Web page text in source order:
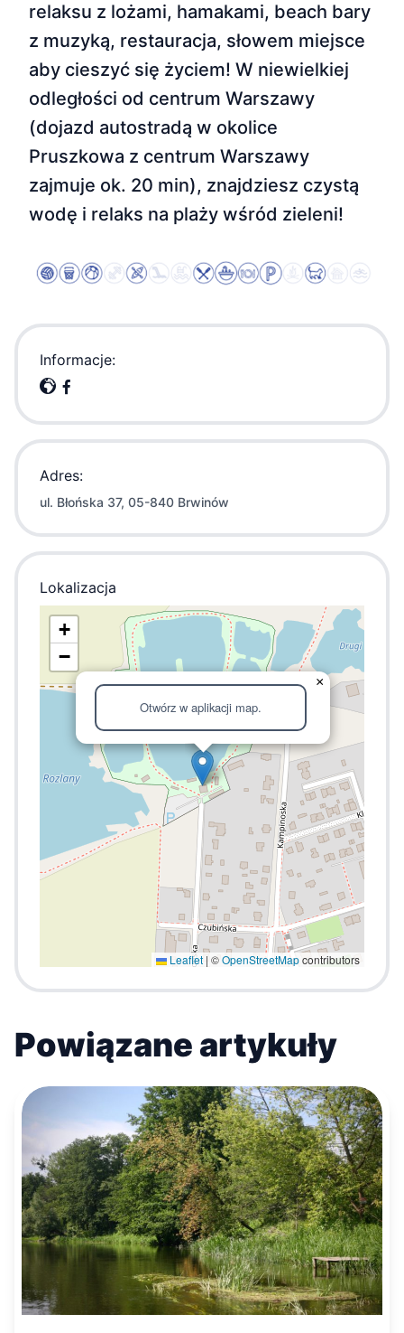
relaksu z lożami, hamakami, beach bary
z muzyką, restauracja, słowem miejsce
aby cieszyć się życiem! W niewielkiej
odległości od centrum Warszawy
(dojazd autostradą w okolice
Pruszkowa z centrum Warszawy
zajmuje ok. 20 min), znajdziesz czystą
wodę i relaks na plaży wśród zieleni!
Informacje:
Adres:
ul. Błońska 37, 05-840 Brwinów
Lokalizacja
Otwórz w aplikacji map.
×
+
−
Leaflet | ©OpenStreetMapcontributors
Powiązane artykuły